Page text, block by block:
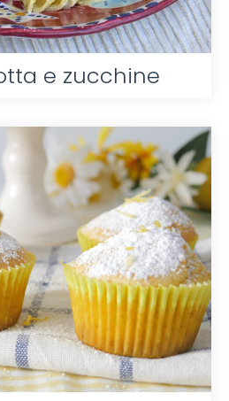
e zucchine